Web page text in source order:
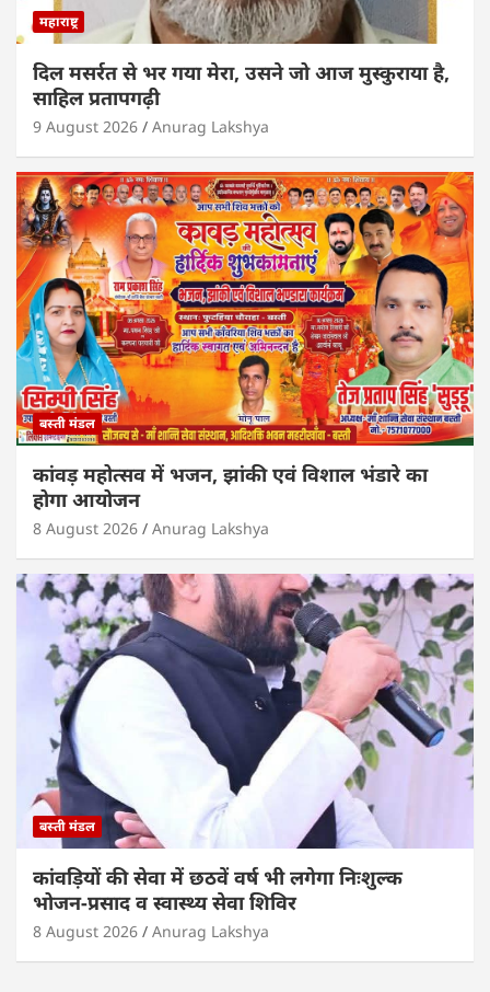
महाराष्ट्र
दिल मसर्रत से भर गया मेरा, उसने जो आज मुस्कुराया है,
साहिल प्रतापगढ़ी
9 August 2026 Anurag Lakshya
बस्ती मंडल
कांवड़ महोत्सव में भजन, झांकी एवं विशाल भंडारे का
होगा आयोजन
8 August 2026 Anurag Lakshya
बस्ती मंडल
कांवड़ियों की सेवा में छठवें वर्ष भी लगेगा निःशुल्क
भोजन-प्रसाद व स्वास्थ्य सेवा शिविर
8 August 2026 Anurag Lakshya